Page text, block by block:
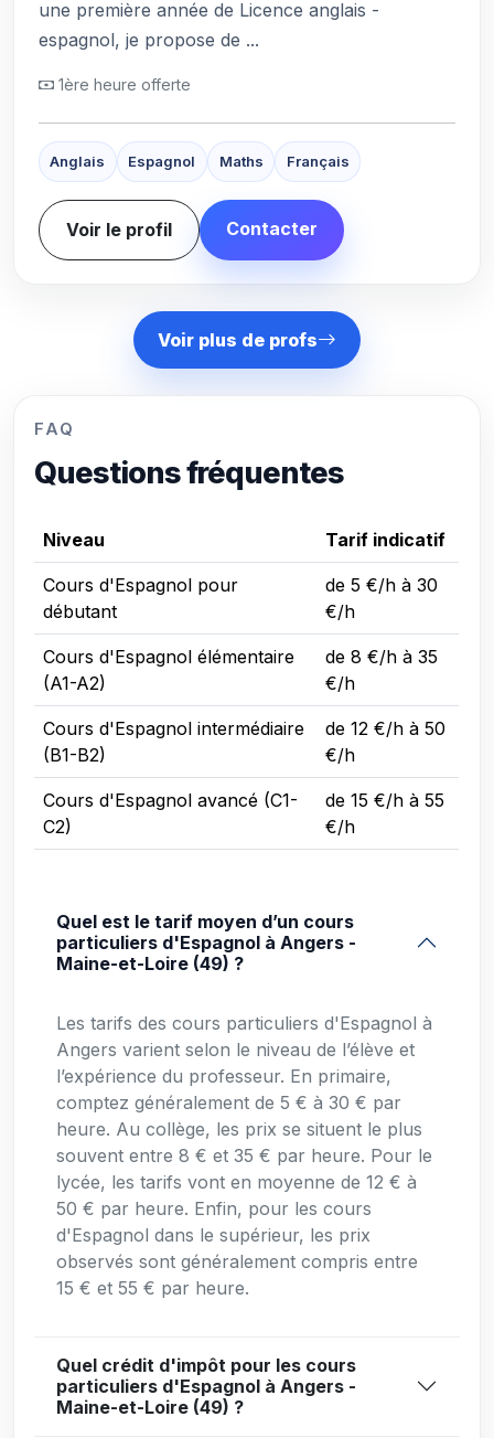
une première année de Licence anglais -
espagnol, je propose de ...
1ère heure offerte
Anglais Espagnol Maths Français
Voir le profil Contacter
Voir plus de profs
FAQ
Questions fréquentes
Niveau Tarif indicatif
Cours d'Espagnol pour
débutant
de 5 €/h à 30
€/h
Cours d'Espagnol élémentaire
(A1-A2)
de 8 €/h à 35
€/h
Cours d'Espagnol intermédiaire
(B1-B2)
de 12 €/h à 50
€/h
Cours d'Espagnol avancé (C1-
C2)
de 15 €/h à 55
€/h
Quel est le tarif moyen d’un cours
particuliers d'Espagnol à Angers -
Maine-et-Loire (49) ?
Les tarifs des cours particuliers d'Espagnol à
Angers varient selon le niveau de l’élève et
l’expérience du professeur. En primaire,
comptez généralement de 5 € à 30 € par
heure. Au collège, les prix se situent le plus
souvent entre 8 € et 35 € par heure. Pour le
lycée, les tarifs vont en moyenne de 12 € à
50 € par heure. Enfin, pour les cours
d'Espagnol dans le supérieur, les prix
observés sont généralement compris entre
15 € et 55 € par heure.
Quel crédit d'impôt pour les cours
particuliers d'Espagnol à Angers -
Maine-et-Loire (49) ?